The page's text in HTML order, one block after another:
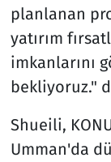
planlanan
yatırım
imkanlarını
bekliyoruz."
Shueili,
Umman'da